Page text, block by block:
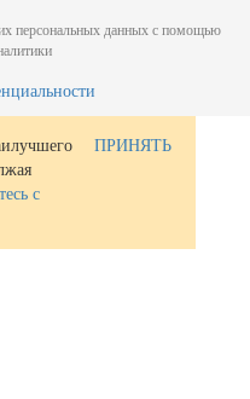
персональных данных с помощью
с
ПРИНЯТЬ